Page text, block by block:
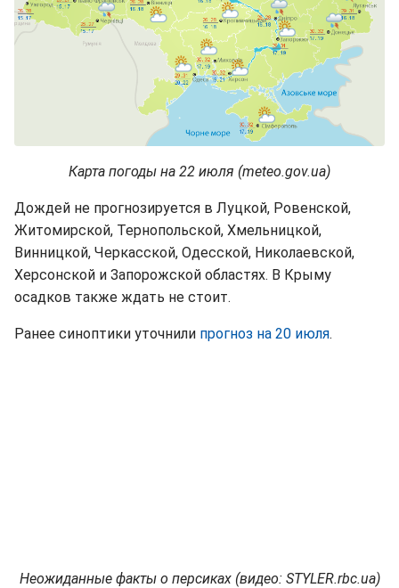
Карта погоды на 22 июля (meteo.gov.ua)
Дождей не прогнозируется в Луцкой, Ровенской,
Житомирской, Тернопольской, Хмельницкой,
Винницкой, Черкасской, Одесской, Николаевской,
Херсонской и Запорожской областях. В Крыму
осадков также ждать не стоит.
Ранее синоптики уточнили прогноз на 20 июля.
Неожиданные факты о персиках (видео: STYLER.rbc.ua)